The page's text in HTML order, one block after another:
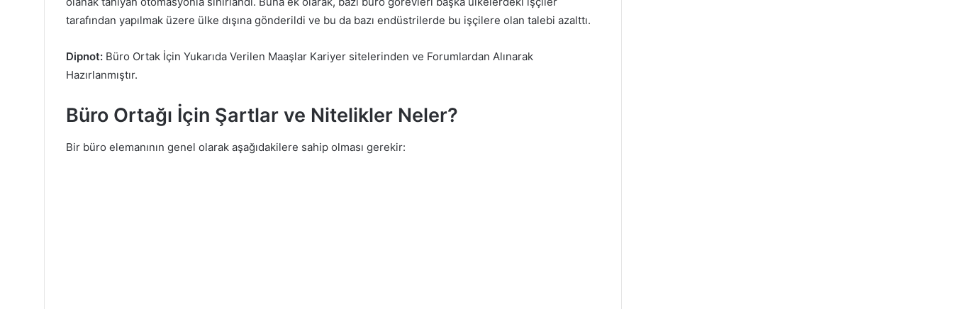
tarafından yapılmak üzere ülke dışına gönderildi ve bu da bazı endüstrilerde bu işçilere olan talebi azalttı.
Dipnot: Büro Ortak İçin Yukarıda Verilen Maaşlar Kariyer sitelerinden ve Forumlardan Alınarak
Hazırlanmıştır.
Büro Ortağı İçin Şartlar ve Nitelikler Neler?
Bir büro elemanının genel olarak aşağıdakilere sahip olması gerekir: